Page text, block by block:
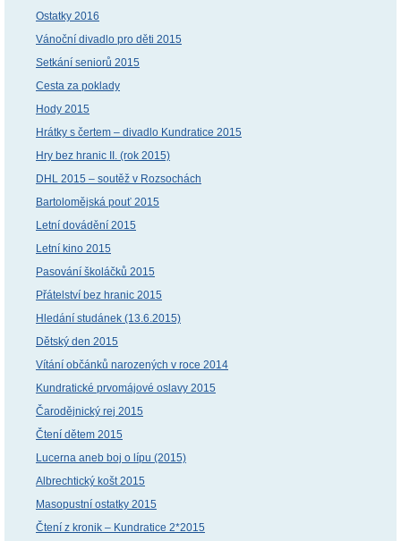
Ostatky 2016
Vánoční divadlo pro děti 2015
Setkání seniorů 2015
Cesta za poklady
Hody 2015
Hrátky s čertem – divadlo Kundratice 2015
Hry bez hranic II. (rok 2015)
DHL 2015 – soutěž v Rozsochách
Bartolomějská pouť 2015
Letní dovádění 2015
Letní kino 2015
Pasování školáčků 2015
Přátelství bez hranic 2015
Hledání studánek (13.6.2015)
Dětský den 2015
Vítání občánků narozených v roce 2014
Kundratické prvomájové oslavy 2015
Čarodějnický rej 2015
Čtení dětem 2015
Lucerna aneb boj o lípu (2015)
Albrechtický košt 2015
Masopustní ostatky 2015
Čtení z kronik – Kundratice 2*2015